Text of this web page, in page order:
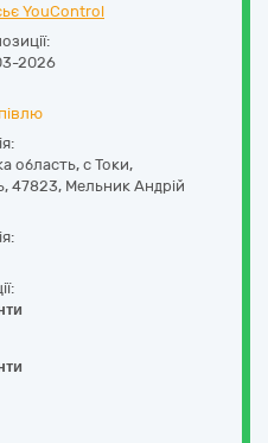
YouControl
2026
область, с Токи,
, 47823, Мельник Андрій